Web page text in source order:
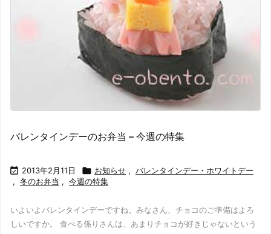
バレンタインデーのお弁当 – 今週の特集
 2013年2月11日  お知らせ , バレンタインデー・ホワイトデー
, 冬のお弁当 , 今週の特集
いよいよバレンタインデーですね。みなさん、チョコのご準備はよろ
しいですか。 食べる係りさんは、あまりチョコが好きじゃないという